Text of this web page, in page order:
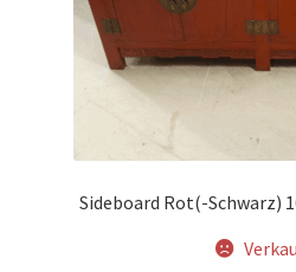
Kolonialmöbel
Sideboard Rot(-Schwarz)